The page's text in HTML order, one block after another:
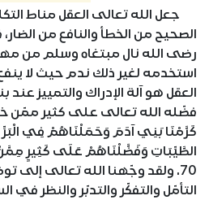
جعل الله تعالى العقل مناط
الصحيح من الخطأ والنافع من
رضى الله نال مبتغاه وسلم من
استخدمه لغير ذلك ندم حيث لا
العقل هو آلة الإدراك والتمييز عند
فضّله الله تعالى على كثير ممّن
كَرَّمْنَا بَنِي آدَمَ وَحَمَلْنَاهُمْ فِي الْبَرِّ
الطَّيِّبَاتِ وَفَضَّلْنَاهُمْ عَلَى كَثِيرٍ مِمَّنْ
70. ولقد وجّهنا الله تعالى
التأمّل والتفكّر والتدبّر والنظر في